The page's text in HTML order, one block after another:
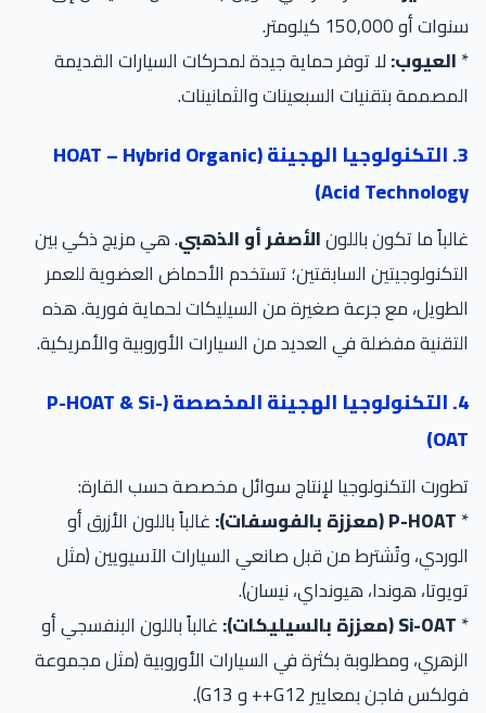
سنوات أو 150,000 كيلومتر.
*العيوب:لا توفر حماية جيدة لمحركات السيارات القديمة
المصممة بتقنيات السبعينات والثمانينات.
3. التكنولوجيا الهجينة (HOAT – Hybrid Organic
Acid Technology)
غالباً ما تكون باللونالأصفر أو الذهبي. هي مزيج ذكي بين
التكنولوجيتين السابقتين؛ تستخدم الأحماض العضوية للعمر
الطويل، مع جرعة صغيرة من السيليكات لحماية فورية. هذه
التقنية مفضلة في العديد من السيارات الأوروبية والأمريكية.
4. التكنولوجيا الهجينة المخصصة (P-HOAT & Si-
OAT)
تطورت التكنولوجيا لإنتاج سوائل مخصصة حسب القارة:
*P-HOAT (معززة بالفوسفات):
غالباً باللون الأزرق أو
الوردي، وتُشترط من قبل صانعي السيارات الآسيويين (مثل
تويوتا، هوندا، هيونداي، نيسان).
*Si-OAT (معززة بالسيليكات):
غالباً باللون البنفسجي أو
الزهري، ومطلوبة بكثرة في السيارات الأوروبية (مثل مجموعة
فولكس فاجن بمعايير G12++ و G13).